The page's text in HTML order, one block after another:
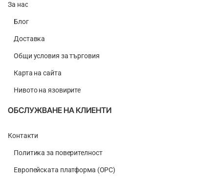
За нас
Блог
Доставка
Общи условия за търговия
Карта на сайта
Нивото на язовирите
ОБСЛУЖВАНЕ НА КЛИЕНТИ
Контакти
Политика за поверителност
Европейската платформа (ОРС)